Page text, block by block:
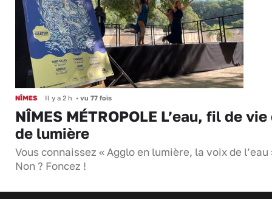
NÎMES Il y a 2 h • vu 77 fois
NÎMES MÉTROPOLE L’eau, fil de
de lumière
Vous connaissez « Agglo en lumière, la voix de l’eau
Non ? Foncez !